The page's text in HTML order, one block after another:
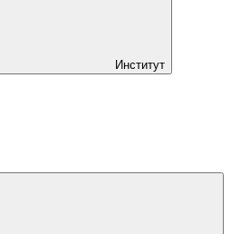
Институт